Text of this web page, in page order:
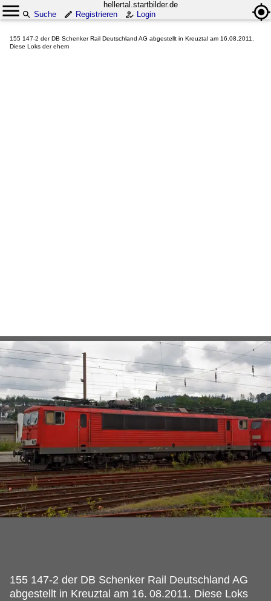
hellertal.startbilder.de
Suche
Registrieren Login
155 147-2 der DB Schenker Rail Deutschland AG abgestellt in Kreuztal am 16.08.2011.
Diese Loks der ehem
155 147-2 der DB Schenker Rail Deutschland AG
abgestellt in Kreuztal am 16. 08.2011. Diese Loks